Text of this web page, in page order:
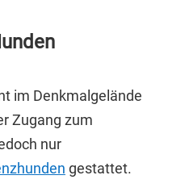
im Denkmalgelände
Zugang zum
nur
gestattet.